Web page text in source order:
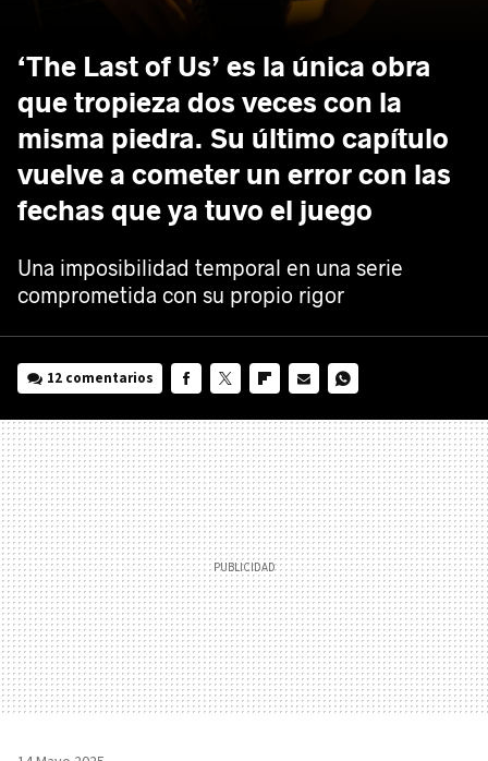
‘The Last of Us’ es la única obra
que tropieza dos veces con la
misma piedra. Su último capítulo
vuelve a cometer un error con las
fechas que ya tuvo el juego
Una imposibilidad temporal en una serie
comprometida con su propio rigor
12 comentarios
MAIL